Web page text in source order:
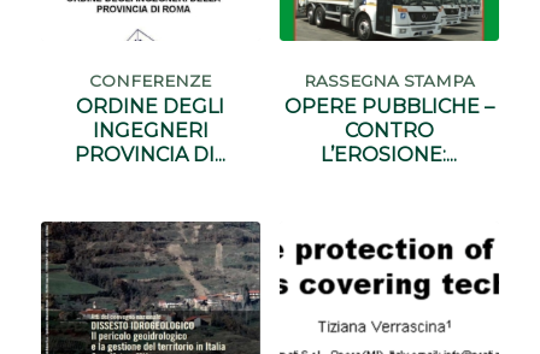
CONFERENZE
ORDINE DEGLI
INGEGNERI
PROVINCIA DI...
RASSEGNA STAMPA
OPERE PUBBLICHE –
CONTRO
L’EROSIONE:...